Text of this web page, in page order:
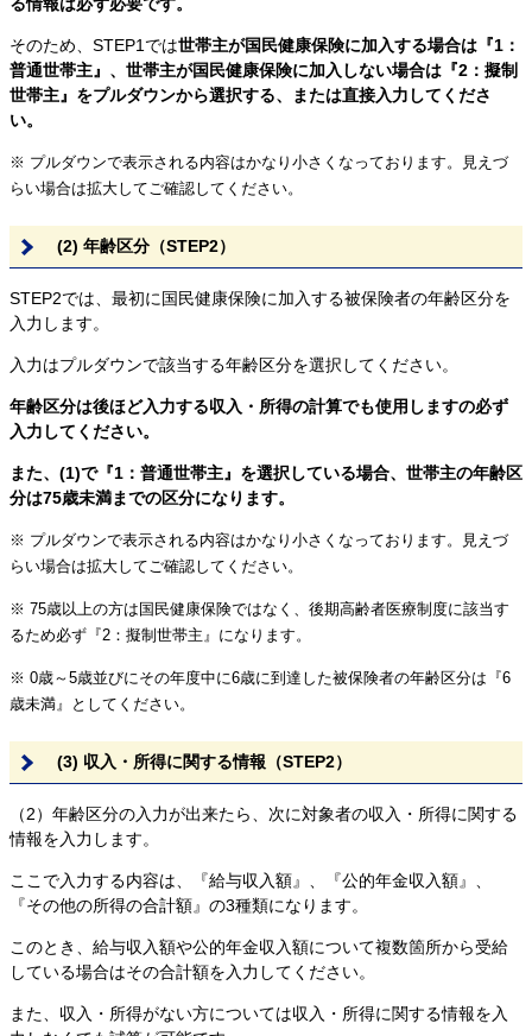
そのため、STEP1では世帯主が国民健康保険に加入する場合は『1：
普通世帯主』、世帯主が国民健康保険に加入しない場合は『2：擬制
世帯主』をプルダウンから選択する、または直接入力してくださ
い。
※ プルダウンで表示される内容はかなり小さくなっております。見えづ
らい場合は拡大してご確認してください。
(2) 年齢区分（STEP2）
STEP2では、最初に国民健康保険に加入する被保険者の年齢区分を
入力します。
入力はプルダウンで該当する年齢区分を選択してください。
年齢区分は後ほど入力する収入・所得の計算でも使用しますの必ず
入力してください。
また、(1)で『1：普通世帯主』を選択している場合、世帯主の年齢区
分は75歳未満までの区分になります。
※ プルダウンで表示される内容はかなり小さくなっております。見えづ
らい場合は拡大してご確認してください。
※ 75歳以上の方は国民健康保険ではなく、後期高齢者医療制度に該当す
るため必ず『2：擬制世帯主』になります。
※ 0歳～5歳並びにその年度中に6歳に到達した被保険者の年齢区分は『6
歳未満』としてください。
(3) 収入・所得に関する情報（STEP2）
（2）年齢区分の入力が出来たら、次に対象者の収入・所得に関する
情報を入力します。
ここで入力する内容は、『給与収入額』、『公的年金収入額』、
『その他の所得の合計額』の3種類になります。
このとき、給与収入額や公的年金収入額について複数箇所から受給
している場合はその合計額を入力してください。
また、収入・所得がない方については収入・所得に関する情報を入